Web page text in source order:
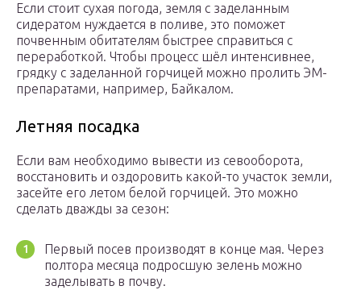
Если стоит сухая погода, земля с заделанным
сидератом нуждается в поливе, это поможет
почвенным обитателям быстрее справиться с
переработкой. Чтобы процесс шёл интенсивнее,
грядку с заделанной горчицей можно пролить ЭМ-
препаратами, например, Байкалом.
Летняя посадка
Если вам необходимо вывести из севооборота,
восстановить и оздоровить какой-то участок земли,
засейте его летом белой горчицей. Это можно
сделать дважды за сезон:
Первый посев производят в конце мая. Через
полтора месяца подросшую зелень можно
заделывать в почву.